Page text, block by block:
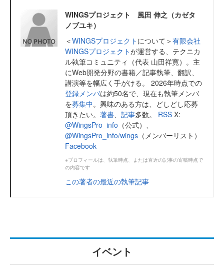
WINGSプロジェクト 風田 伸之（カゼタ
ノブユキ）
＜WINGSプロジェクト について＞有限会社
WINGSプロジェクトが運営する、テクニカ
ル執筆コミュニティ（代表 山田祥寛）。主
にWeb開発分野の書籍／記事執筆、翻訳、
講演等を幅広く手がける。 2026年時点での
登録メンバは約50名で、現在も執筆メンバ
を募集中。興味のある方は、どしどし応募
頂きたい。 著書 記事多数。 RSS X:
@WingsPro_info （公式）、
@WingsPro_info/wings （メンバーリスト）
Facebook
※プロフィールは、執筆時点、または直近の記事の寄稿時点で
の内容です
この著者の最近の執筆記事
イベント